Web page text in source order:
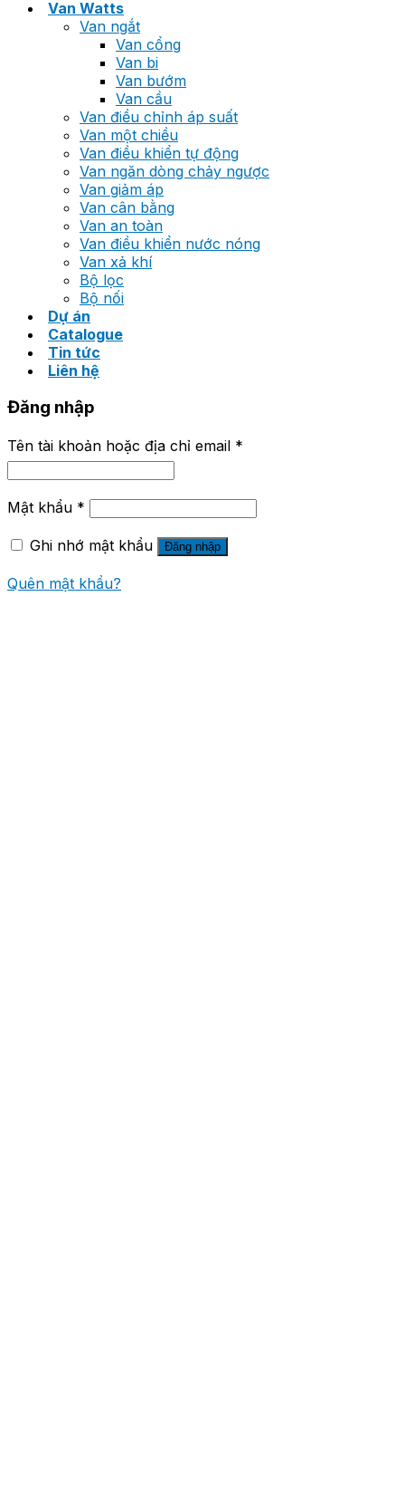
Van Watts
Van ngắt
Van cổng
Van bi
Van bướm
Van cầu
Van điều chỉnh áp suất
Van một chiều
Van điều khiển tự động
Van ngăn dòng chảy ngược
Van giảm áp
Van cân bằng
Van an toàn
Van điều khiển nước nóng
Van xả khí
Bộ lọc
Bộ nối
Dự án
Catalogue
Tin tức
Liên hệ
Đăng nhập
Tên tài khoản hoặc địa chỉ email *
Mật khẩu *
Ghi nhớ mật khẩu Đăng nhập
Quên mật khẩu?